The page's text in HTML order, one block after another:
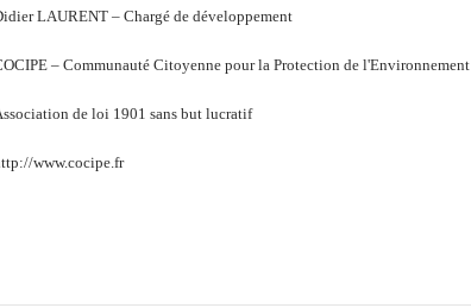
LAURENT – Chargé de développement
– Communauté Citoyenne pour la Protection de l'Environnement
de loi 1901 sans but lucratif
www.cocipe.fr